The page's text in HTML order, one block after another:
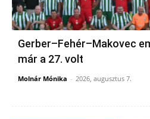
Gerber–Fehér–Makovec
már a 27. volt
Molnár Mónika - 2026, augusztus 7.